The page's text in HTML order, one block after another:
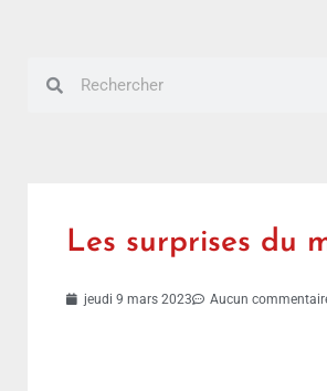
Les surprises du
jeudi 9 mars 2023 Aucun